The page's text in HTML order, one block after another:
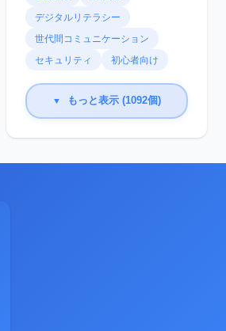
デジタルリテラシー
世代間コミュニケーション
セキュリティ
初心者向け
▼ もっと表示 (1092個)